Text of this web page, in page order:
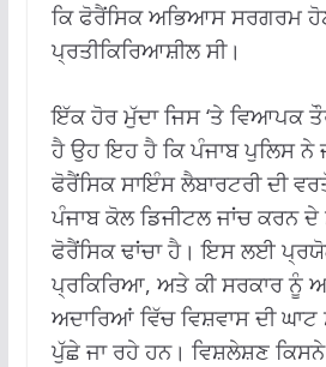
ਕਿ ਫੋਰੈਂਸਿਕ ਅਭਿਆਸ ਸਰਗਰਮ
ਪ੍ਰਤੀਕਿਰਿਆਸ਼ੀਲ ਸੀ।
ਇੱਕ ਹੋਰ ਮੁੱਦਾ ਜਿਸ ‘ਤੇ ਵਿਆਪਕ
ਹੈ ਉਹ ਇਹ ਹੈ ਕਿ ਪੰਜਾਬ ਪੁਲਿਸ
ਫੋਰੈਂਸਿਕ ਸਾਇੰਸ ਲੈਬਾਰਟਰੀ ਦੀ
ਪੰਜਾਬ ਕੋਲ ਡਿਜੀਟਲ ਜਾਂਚ ਕਰਨ
ਫੋਰੈਂਸਿਕ ਢਾਂਚਾ ਹੈ। ਇਸ ਲਈ
ਪ੍ਰਕਿਰਿਆ, ਅਤੇ ਕੀ ਸਰਕਾਰ ਨੂੰ
ਅਦਾਰਿਆਂ ਵਿੱਚ ਵਿਸ਼ਵਾਸ ਦੀ
ਪੁੱਛੇ ਜਾ ਰਹੇ ਹਨ। ਵਿਸ਼ਲੇਸ਼ਣ ਕਿਸਨੇ